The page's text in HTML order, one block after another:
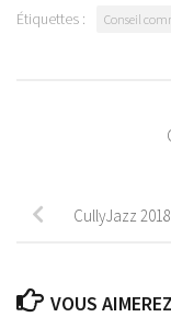
Étiquettes : Conseil
CullyJazz
VOUS